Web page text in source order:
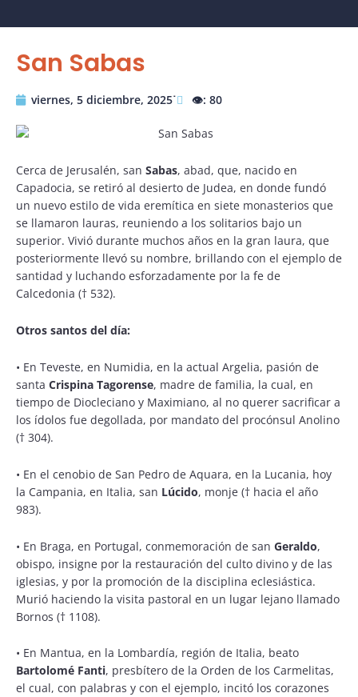
San Sabas
viernes, 5 diciembre, 2025˙ 👁️: 80
Cerca de Jerusalén, san Sabas, abad, que, nacido en
Capadocia, se retiró al desierto de Judea, en donde fundó
un nuevo estilo de vida eremítica en siete monasterios que
se llamaron lauras, reuniendo a los solitarios bajo un
superior. Vivió durante muchos años en la gran laura, que
posteriormente llevó su nombre, brillando con el ejemplo de
santidad y luchando esforzadamente por la fe de
Calcedonia († 532).
Otros santos del día:
• En Teveste, en Numidia, en la actual Argelia, pasión de
santa Crispina Tagorense, madre de familia, la cual, en
tiempo de Diocleciano y Maximiano, al no querer sacrificar a
los ídolos fue degollada, por mandato del procónsul Anolino
(† 304).
• En el cenobio de San Pedro de Aquara, en la Lucania, hoy
la Campania, en Italia, san Lúcido, monje († hacia el año
983).
• En Braga, en Portugal, conmemoración de san Geraldo,
obispo, insigne por la restauración del culto divino y de las
iglesias, y por la promoción de la disciplina eclesiástica.
Murió haciendo la visita pastoral en un lugar lejano llamado
Bornos († 1108).
• En Mantua, en la Lombardía, región de Italia, beato
Bartolomé Fanti, presbítero de la Orden de los Carmelitas,
el cual, con palabras y con el ejemplo, incitó los corazones